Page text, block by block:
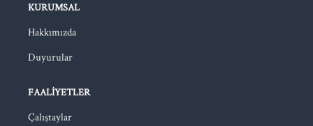
KURUMSAL
Hakkımızda
Duyurular
FAALIYETLER
Çalıştaylar